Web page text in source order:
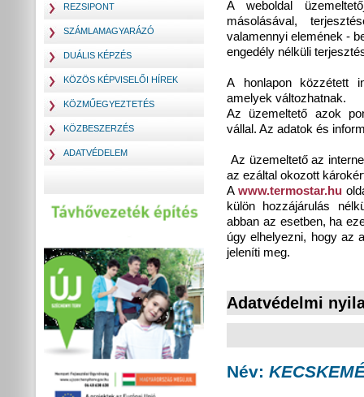
REZSIPONT
SZÁMLAMAGYARÁZÓ
DUÁLIS KÉPZÉS
KÖZÖS KÉPVISELŐI HÍREK
KÖZMŰEGYEZTETÉS
KÖZBESZERZÉS
ADATVÉDELEM
A weboldal
másolásával,
valamennyi elemének -
engedély nélküli
A honlapon közzétett
amelyek változhatnak.
Az üzemeltető azok
vállal. Az adatok és
Az üzemeltető az
az ezáltal okozott
A www.termostar.hu
külön hozzájárulás
abban az esetben, ha
úgy elhelyezni, hogy az
jeleníti meg.
Adatvédelmi
Név: